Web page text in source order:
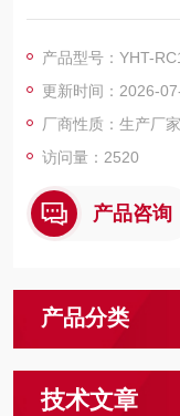
与机械切割装置、滴
等参数在触摸屏里显
产品型号：YHT-
更新时间：2026-
厂商性质：生产厂家
访问量：2520
产品咨询
产品分类
技术文章